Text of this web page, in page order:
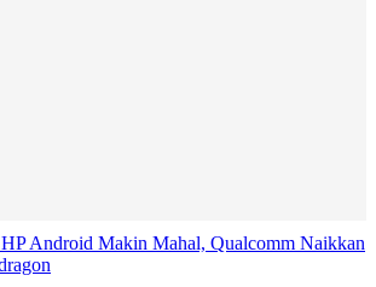
HP Android Makin Mahal, Qualcomm Naikkan